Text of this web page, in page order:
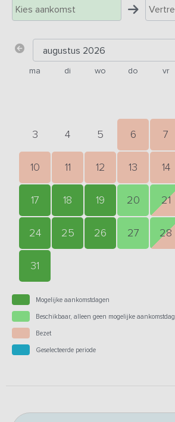
ma di wo do vr
3 4 5 6 7
10 11 12 13 14
17 18 19 20 21
24 25 26 27 28
31
Mogelijke aankomstdagen
Beschikbaar, alleen geen mogelijke aankomstdag
Bezet
Geselecteerde periode